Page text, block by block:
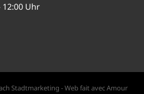
Uhr
Stadtmarketing - Web fait avec Amour